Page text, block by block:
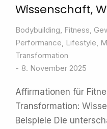
Wissenschaft,
Bodybuilding, Fitness,
Performance, Lifestyle,
Transformation
8. November 2025
Affirmationen für
Transformation:
Beispiele Die